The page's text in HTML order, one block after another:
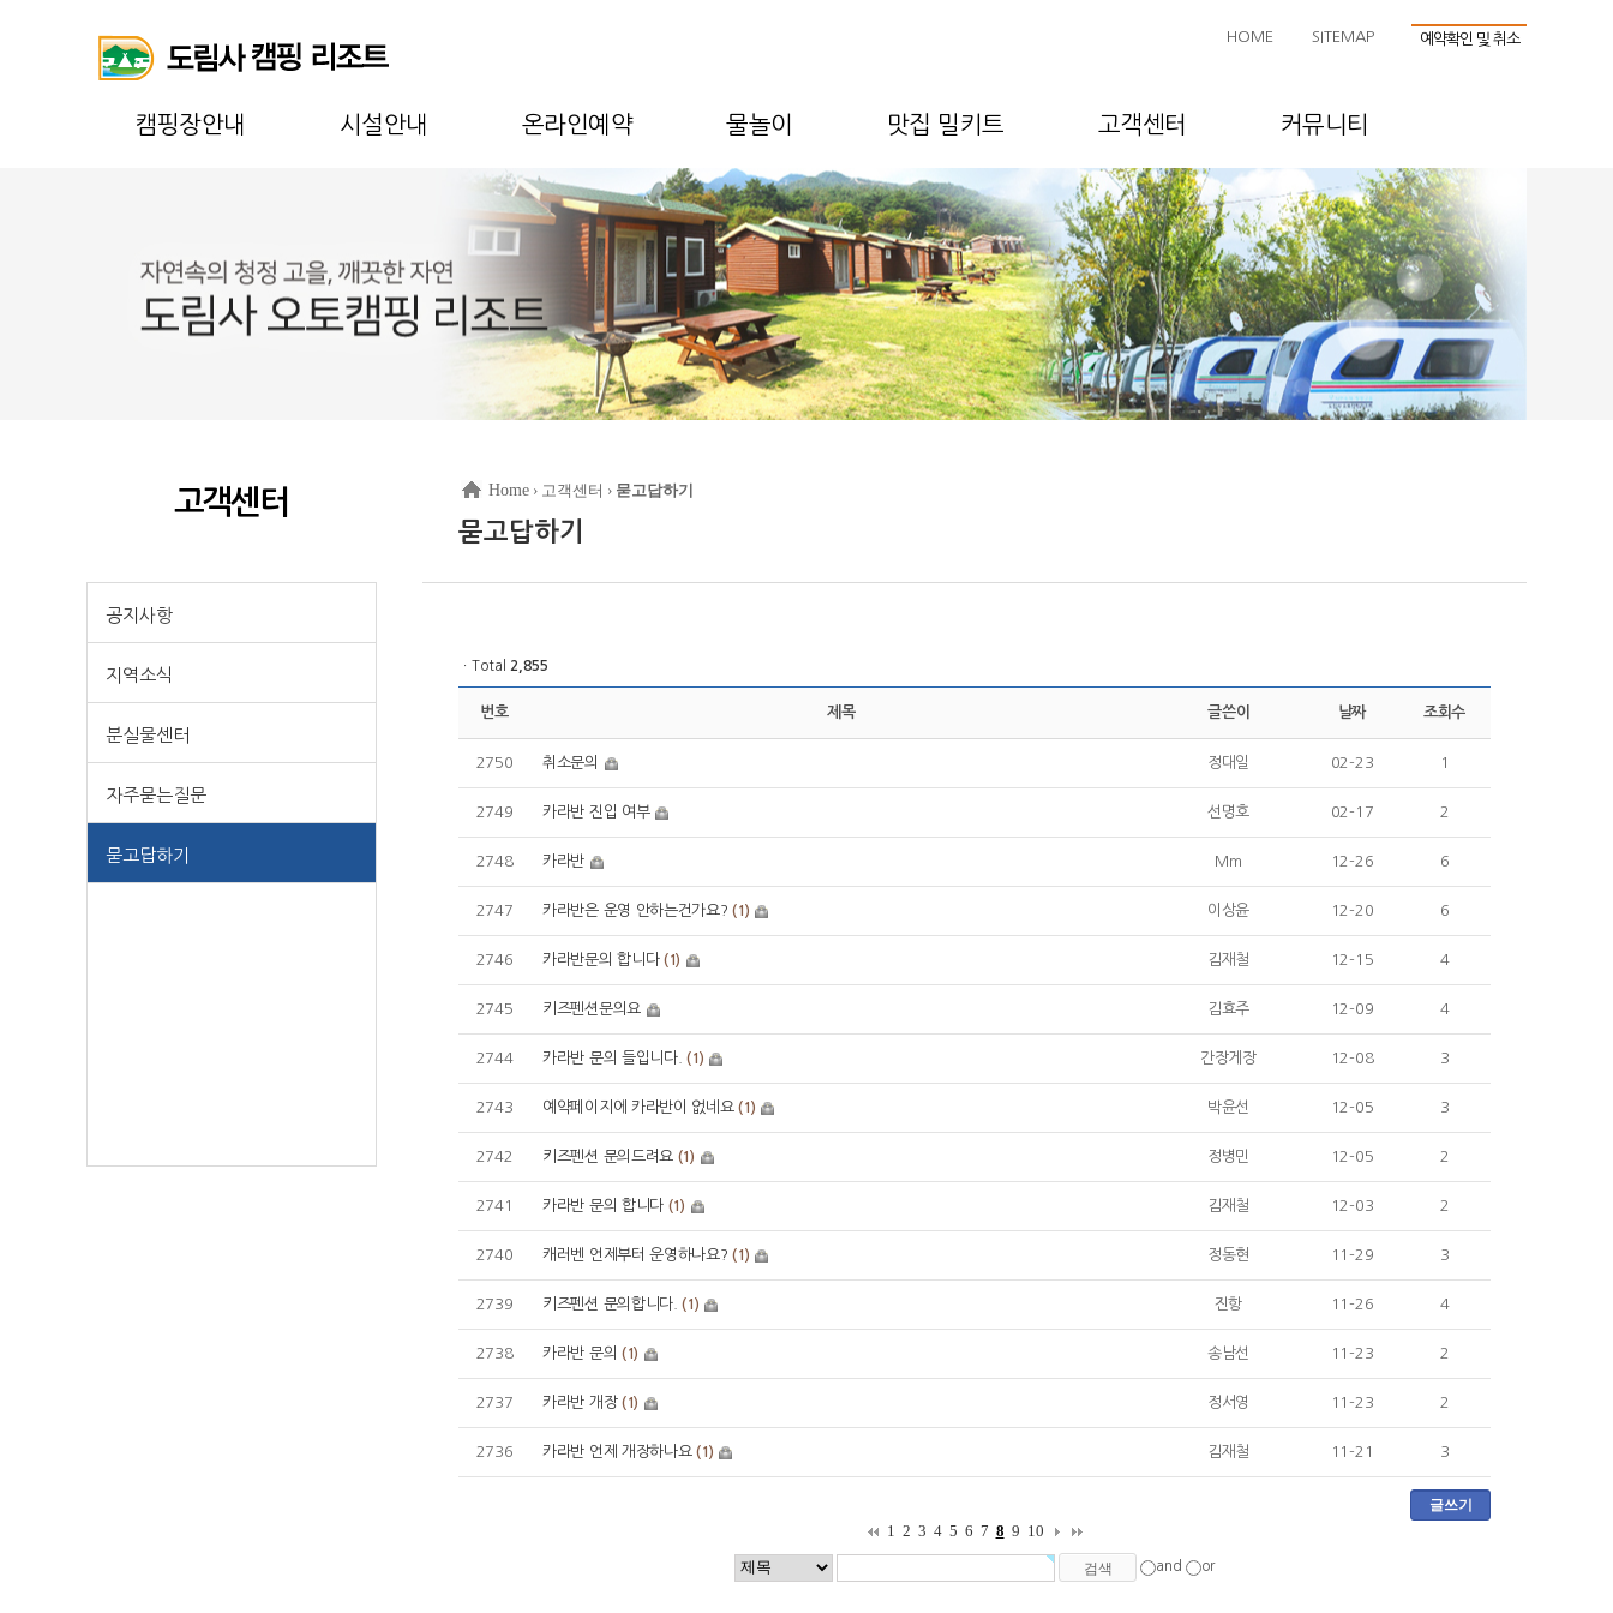
HOME SITEMAP 예약확인 및 취소
캠핑장안내 시설안내 온라인예약 물놀이 맛집 밀키트 고객센터 커뮤니티
고객센터
공지사항
지역소식
분실물센터
자주묻는질문
묻고답하기
Home › 고객센터 › 묻고답하기
묻고답하기
ㆍTotal 2,855
번호 제목 글쓴이 날짜 조회수
2750 취소문의 정대일 02-23 1
2749 카라반 진입 여부 선명호 02-17 2
2748 카라반 Mm 12-26 6
2747 카라반은 운영 안하는건가요? (1) 이상윤 12-20 6
2746 카라반문의 합니다 (1) 김재철 12-15 4
2745 키즈펜션문의요 김효주 12-09 4
2744 카라반 문의 들입니다. (1) 간장게장 12-08 3
2743 예약페이지에 카라반이 없네요 (1) 박윤선 12-05 3
2742 키즈펜션 문의드려요 (1) 정병민 12-05 2
2741 카라반 문의 합니다 (1) 김재철 12-03 2
2740 캐러벤 언제부터 운영하나요? (1) 정동현 11-29 3
2739 키즈펜션 문의합니다. (1) 진항 11-26 4
2738 카라반 문의 (1) 송남선 11-23 2
2737 카라반 개장 (1) 정서영 11-23 2
2736 카라반 언제 개장하나요 (1) 김재철 11-21 3
글쓰기
1 2 3 4 5 6 7 8 9 10
and or